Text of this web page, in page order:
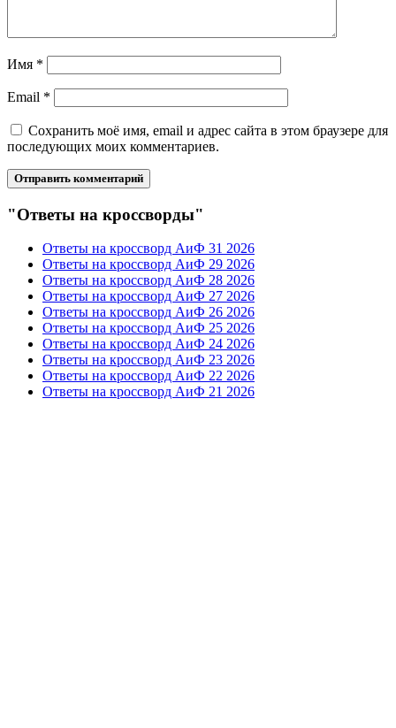
Имя *
Email *
Сохранить моё имя, email и адрес сайта в этом браузере для
последующих моих комментариев.
"Ответы на кроссворды"
Ответы на кроссворд АиФ 31 2026
Ответы на кроссворд АиФ 29 2026
Ответы на кроссворд АиФ 28 2026
Ответы на кроссворд АиФ 27 2026
Ответы на кроссворд АиФ 26 2026
Ответы на кроссворд АиФ 25 2026
Ответы на кроссворд АиФ 24 2026
Ответы на кроссворд АиФ 23 2026
Ответы на кроссворд АиФ 22 2026
Ответы на кроссворд АиФ 21 2026